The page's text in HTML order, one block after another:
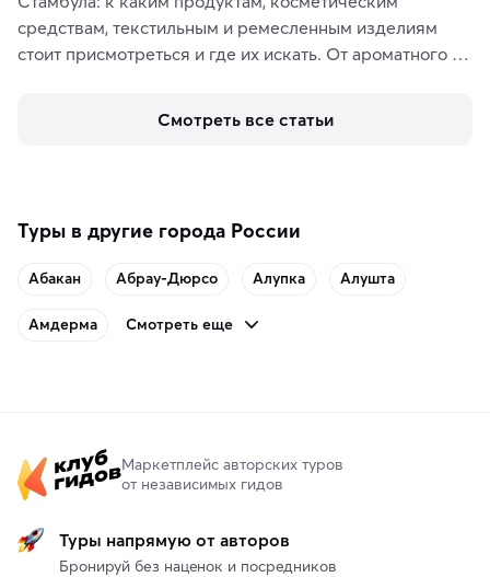
средствам, текстильным и ремесленным изделиям
стоит присмотреться и где их искать. От ароматного
аутентичных лавках — в подарок близким или себе на
Смотреть все статьи
Туры в другие города России
Абакан Абрау-Дюрсо Алупка Алушта
Амдерма Смотреть еще
Маркетплейс авторских туров
от независимых гидов
Туры напрямую от авторов
Бронируй без наценок и посредников